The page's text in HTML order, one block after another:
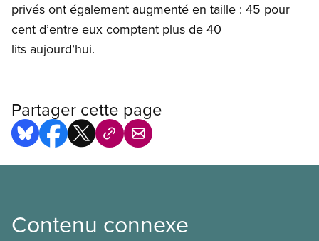
privés ont également augmenté en taille : 45 pour
cent d’entre eux comptent plus de 40
lits aujourd’hui.
Partager cette page
Contenu connexe